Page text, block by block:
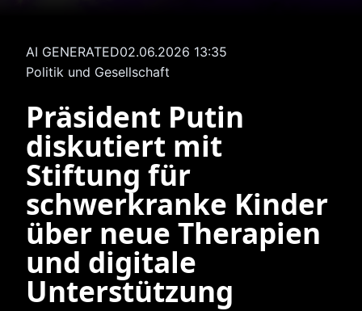
AI GENERATED02.06.2026 13:35
Politik und Gesellschaft
Präsident Putin
diskutiert mit
Stiftung für
schwerkranke Kinder
über neue Therapien
und digitale
Unterstützung